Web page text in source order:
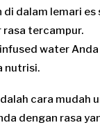
di dalam lemari es
rasa tercampur.
water
nutrisi.
cara mudah
dengan rasa